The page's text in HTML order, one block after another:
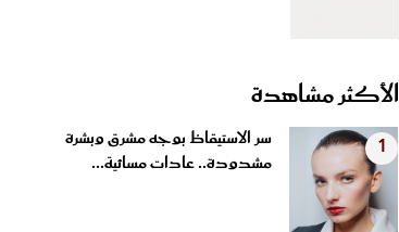
الأكثر مشاهدة
1
سر الاستيقاظ بوجه مشرق وبشرة
مشدودة.. عادات مسائية...